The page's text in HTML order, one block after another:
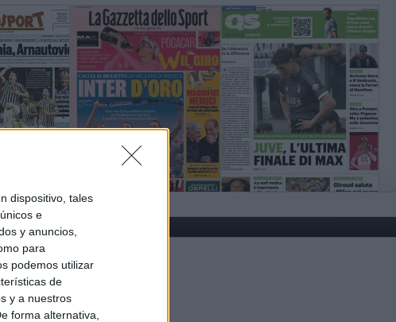
dispositivo, tales
e
y anuncios,
para
podemos utilizar
de
y a nuestros
forma alternativa,